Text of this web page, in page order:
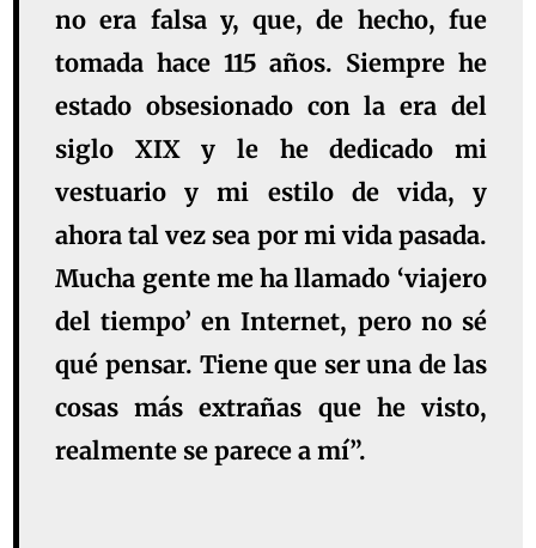
no era falsa y, que, de hecho, fue
tomada hace 115 años. Siempre he
estado obsesionado con la era del
siglo XIX y le he dedicado mi
vestuario y mi estilo de vida, y
ahora tal vez sea por mi vida pasada.
Mucha gente me ha llamado ‘viajero
del tiempo’ en Internet, pero no sé
qué pensar. Tiene que ser una de las
cosas más extrañas que he visto,
realmente se parece a mí”.